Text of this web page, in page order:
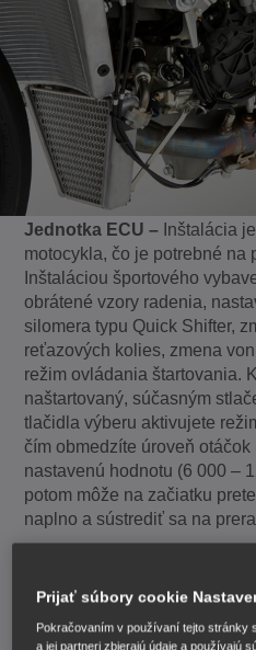
Jednotka ECU – Inštalácia
motocykla, čo je potrebné na
Inštaláciou športového
obrátené vzory radenia,
silomera typu Quick Shifter,
reťazových kolies, zmena
režim ovládania štartovania.
naštartovaný, súčasným
tlačidla výberu aktivujete
čím obmedzíte úroveň otáčok
nastavenú hodnotu (6 000 –
potom môže na začiatku
naplno a sústrediť sa na
preteká z hornej časti rámu s
do motora na zvýšenie
Prijať súbory cookie
Pokračovaním v používaní tejto stránky
a jej partneri zbierajú údaje a používajú